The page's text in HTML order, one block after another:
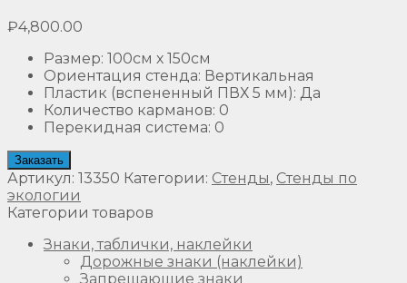
₽4,800.00
Размер: 100см х 150см
Ориентация стенда: Вертикальная
Пластик (вспененный ПВХ 5 мм): Да
Количество карманов: 0
Перекидная система: 0
Заказать
Артикул: 13350 Категории: Стенды, Стенды по
экологии
Категории товаров
Знаки, таблички, наклейки
Дорожные знаки (наклейки)
Запрещающие знаки